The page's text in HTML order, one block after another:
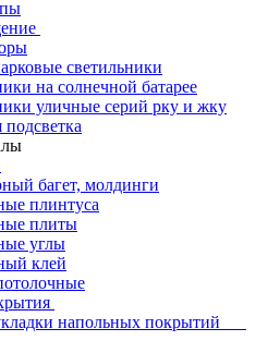
светильники
на солнечной батарее
уличные серий рку и жку
багет, молдинги
плинтуса
плиты
углы
клей
напольных покрытий